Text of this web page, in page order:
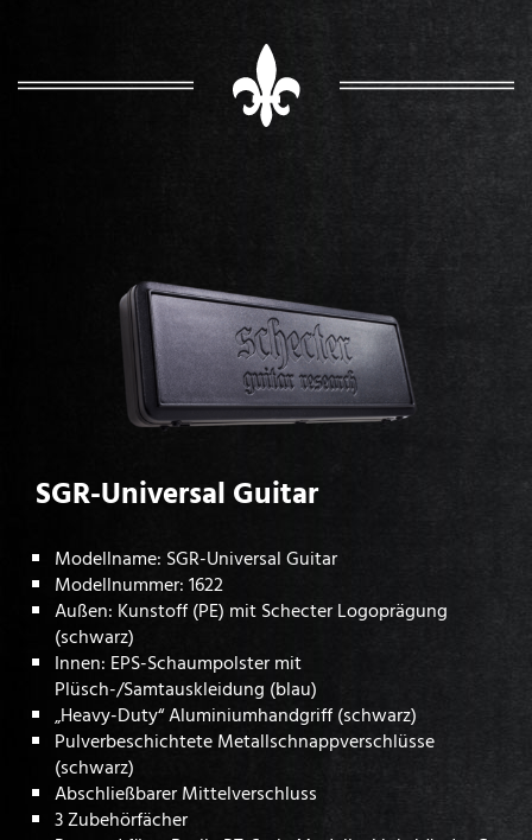
SGR-Universal Guitar
Modellname: SGR-Universal Guitar
Modellnummer: 1622
Außen: Kunstoff (PE) mit Schecter Logoprägung
(schwarz)
Innen: EPS-Schaumpolster mit
Plüsch-/Samtauskleidung (blau)
„Heavy-Duty“ Aluminiumhandgriff (schwarz)
Pulverbeschichtete Metallschnappverschlüsse
(schwarz)
Abschließbarer Mittelverschluss
3 Zubehörfächer